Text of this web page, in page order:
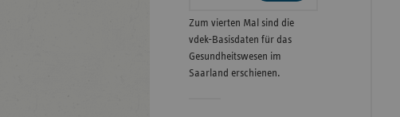
Zum vierten Mal sind die
vdek-Basisdaten für das
Gesundheitswesen im
Saarland erschienen.